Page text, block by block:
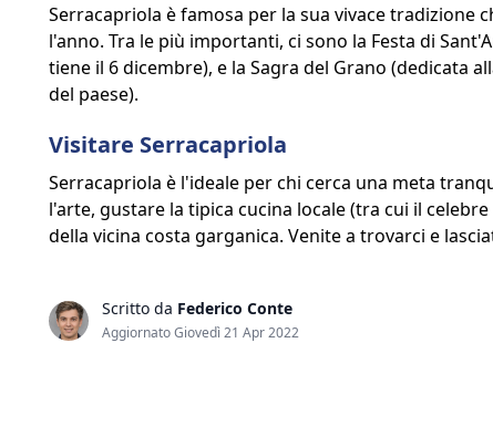
Serracapriola è famosa per la sua vivace
l'anno. Tra le più importanti, ci sono la Festa di
tiene il 6 dicembre), e la Sagra del Grano (dedicata
del paese).
Visitare Serracapriola
Serracapriola è l'ideale per chi cerca una meta
l'arte, gustare la tipica cucina locale (tra cui il
della vicina costa garganica. Venite a trovarci e
Scritto da Federico Conte
Aggiornato Giovedì 21 Apr 2022